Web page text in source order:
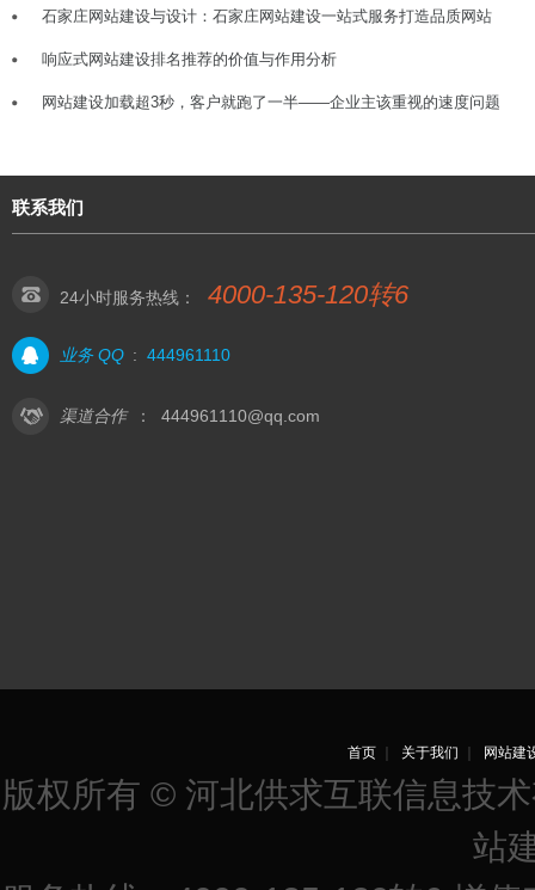
石家庄网站建设与设计：石家庄网站建设一站式服务打造品质网站
响应式网站建设排名推荐的价值与作用分析
网站建设加载超3秒，客户就跑了一半——企业主该重视的速度问题
联系我们
24小时服务热线： 4000-135-120转6
业务 QQ : 444961110
渠道合作 ： 444961110@qq.com
首页｜ 关于我们 网站建
版权所有 © 河北供求互联信息技
站